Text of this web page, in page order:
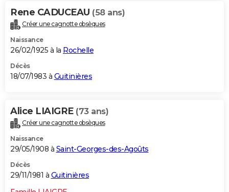
Rene CADUCEAU (58 ans)
Créer une cagnotte obsèques
Naissance
26/02/1925 à la Rochelle
Décès
18/07/1983 à Guitinières
Alice LIAIGRE (73 ans)
Créer une cagnotte obsèques
Naissance
29/05/1908 à Saint-Georges-des-Agoûts
Décès
29/11/1981 à Guitinières